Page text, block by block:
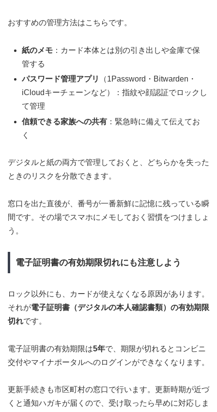
おすすめの管理方法はこちらです。
紙のメモ ：カード本体とは別の引き出しや金庫で保
管する
パスワード管理アプリ
（1Password・Bitwarden・
iCloudキーチェーンなど）：指紋や顔認証でロックし
て管理
信頼できる家族への共有 ：緊急時に備えて伝えてお
く
デジタルと紙の両方で管理しておくと、どちらかを失った
ときのリスクを分散できます。
窓口を出た直後が、番号が一番新鮮に記憶に残っている瞬
間です。その場でスマホにメモしておく習慣をつけましょ
う。
電子証明書の有効期限切れにも注意しよう
ロック以外にも、カードが使えなくなる原因があります。
それが電子証明書（デジタルの本人確認書類）の有効期限
切れです。
電子証明書の有効期限は5年で、期限が切れるとコンビニ
交付やマイナポータルへのログインができなくなります。
更新手続きも市区町村の窓口で行います。更新時期が近づ
くと通知ハガキが届くので、受け取ったら早めに対応しま